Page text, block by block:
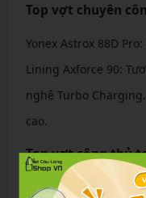
Top vợt chuyên
Yonex Astrox 88D
Lining Axforce 90:
nghệ Turbo
cao.
Top vợt công thủ
Yonex Arcsaber 11